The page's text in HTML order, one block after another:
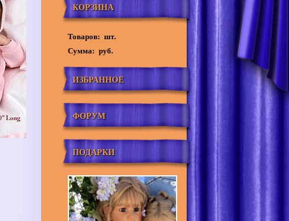
КОРЗИНА
Товаров: шт.
Сумма: руб.
ИЗБРАННОЕ
ФОРУМ
ПОДАРКИ